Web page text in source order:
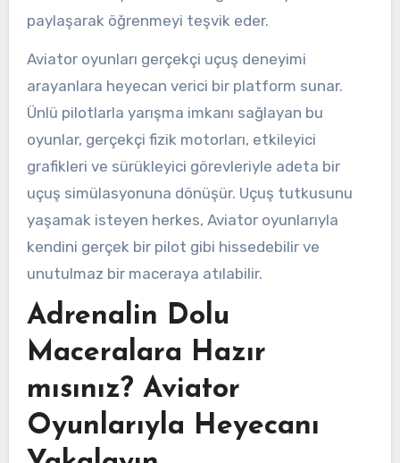
paylaşarak öğrenmeyi teşvik eder.
Aviator oyunları gerçekçi uçuş deneyimi
arayanlara heyecan verici bir platform sunar.
Ünlü pilotlarla yarışma imkanı sağlayan bu
oyunlar, gerçekçi fizik motorları, etkileyici
grafikleri ve sürükleyici görevleriyle adeta bir
uçuş simülasyonuna dönüşür. Uçuş tutkusunu
yaşamak isteyen herkes, Aviator oyunlarıyla
kendini gerçek bir pilot gibi hissedebilir ve
unutulmaz bir maceraya atılabilir.
Adrenalin Dolu
Maceralara Hazır
mısınız? Aviator
Oyunlarıyla Heyecanı